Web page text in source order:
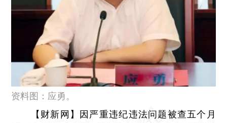
资料图：应勇。
【财新网】 因严重违纪违法问题被查五个月